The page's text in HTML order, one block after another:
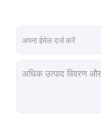
हाई पावर आईजीबीटी